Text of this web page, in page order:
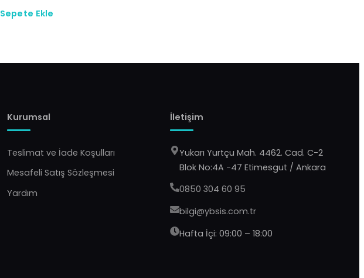
Sepete Ekle
Kurumsal
Teslimat ve İade Koşulları
Mesafeli Satış Sözleşmesi
Yardım
İletişim
Yukarı Yurtçu Mah. 4462. Cad. C-2
Blok No:4A -47 Etimesgut / Ankara
0850 304 60 95
bilgi@ybsis.com.tr
Hafta İçi: 09:00 – 18:00